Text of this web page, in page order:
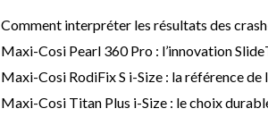
Comment interpréter les résultats des
Maxi-Cosi Pearl 360 Pro : l’innovation
Maxi-Cosi RodiFix S i-Size : la référence
Maxi-Cosi Titan Plus i-Size : le choix